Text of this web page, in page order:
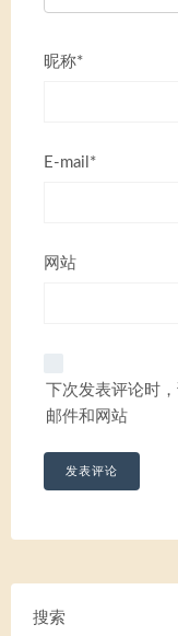
昵称*
E-mail*
网站
下次发表评论时
邮件和网站
搜索